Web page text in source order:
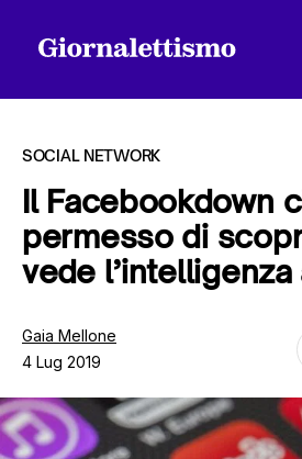
Tutti gli articoli
Chi siamo
Contatti
SOCIAL NETWORK
Il Facebookdown
permesso di
vede
Gaia Mellone
4 Lug 2019